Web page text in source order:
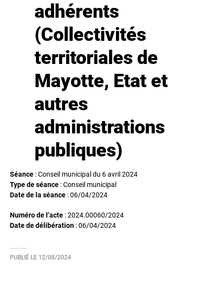
adhérents
(Collectivités
territoriales de
Mayotte, Etat et
autres
administrations
publiques)
Séance : Conseil municipal du 6 avril 2024
Type de séance : Conseil municipal
Date de la séance :06/04/2024
Numéro de l’acte : 2024.00060/2024
Date de délibération :06/04/2024
PUBLIÉ LE 12/08/2024